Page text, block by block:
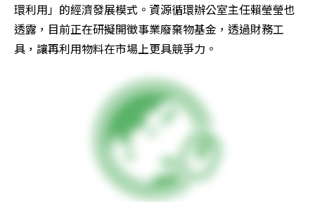
環利用」的經濟發展模式。資源循環辦公室主任賴瑩瑩也
透露，目前正在研擬開徵事業廢棄物基金，透過財務工
具，讓再利用物料在市場上更具競爭力。